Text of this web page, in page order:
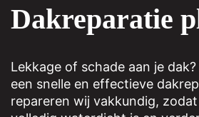
Dakreparatie
Lekkage of schade aan je
een snelle en effectieve
repareren wij vakkundig,